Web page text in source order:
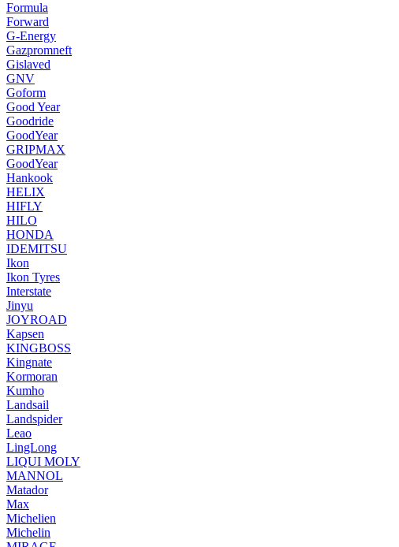
Formula
Forward
G-Energy
Gazpromneft
Gislaved
GNV
Goform
Good Year
Goodride
GoodYear
GRIPMAX
GооdYear
Hankook
HELIX
HIFLY
HILO
HONDA
IDEMITSU
Ikon
Ikon Tyres
Interstate
Jinyu
JOYROAD
Kapsen
KINGBOSS
Kingnate
Kormoran
Kumho
Landsail
Landspider
Leao
LingLong
LIQUI MOLY
MANNOL
Matador
Max
Michelien
Michelin